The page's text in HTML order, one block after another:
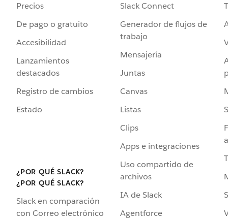
Precios
De pago o gratuito
Accesibilidad
Lanzamientos
destacados
Registro de cambios
Estado
¿POR QUÉ SLACK?
¿POR QUÉ SLACK?
Slack en comparación
con Correo electrónico
Slack Connect
Generador de flujos de
trabajo
Mensajería
Juntas
Canvas
Listas
Clips
Apps e integraciones
Uso compartido de
archivos
IA de Slack
Agentforce